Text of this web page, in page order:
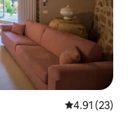
レビュー23
4.91 (23)